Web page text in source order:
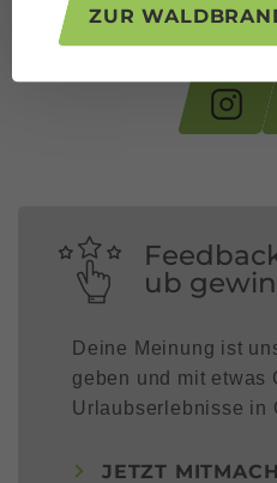
Folge
ub
Deine Meinung ist
geben und mit etwas
Urlaubserlebnisse in
JETZT
ZUR